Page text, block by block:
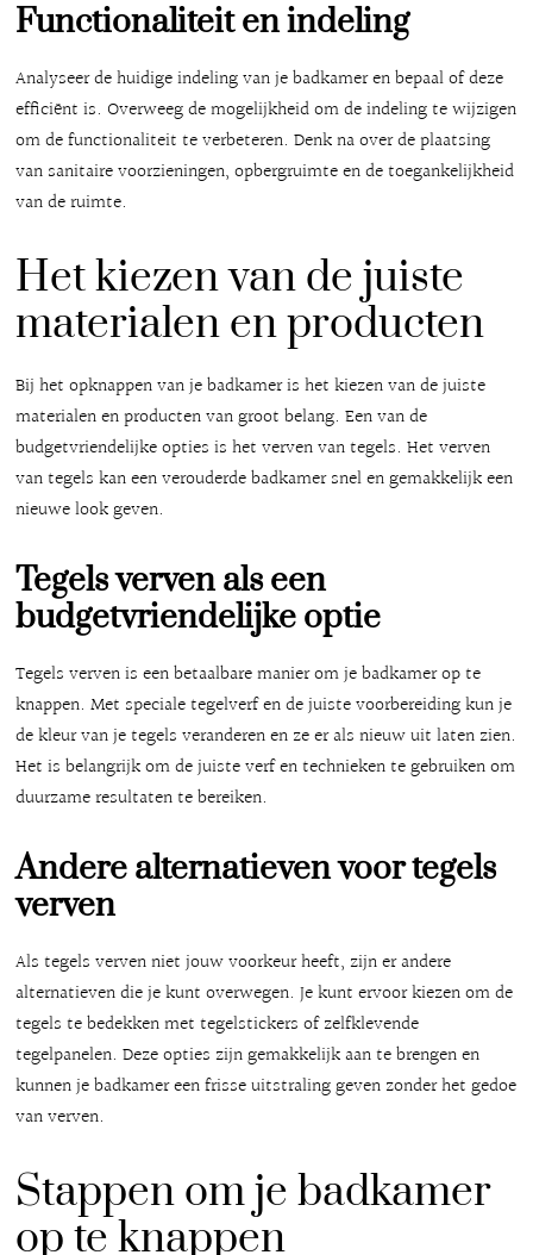
Functionaliteit en indeling
Analyseer de huidige indeling van je badkamer en bepaal of deze
efficiënt is. Overweeg de mogelijkheid om de indeling te wijzigen
om de functionaliteit te verbeteren. Denk na over de plaatsing
van sanitaire voorzieningen, opbergruimte en de toegankelijkheid
van de ruimte.
Het kiezen van de juiste
materialen en producten
Bij het opknappen van je badkamer is het kiezen van de juiste
materialen en producten van groot belang. Een van de
budgetvriendelijke opties is het verven van tegels. Het verven
van tegels kan een verouderde badkamer snel en gemakkelijk een
nieuwe look geven.
Tegels verven als een
budgetvriendelijke optie
Tegels verven is een betaalbare manier om je badkamer op te
knappen. Met speciale tegelverf en de juiste voorbereiding kun je
de kleur van je tegels veranderen en ze er als nieuw uit laten zien.
Het is belangrijk om de juiste verf en technieken te gebruiken om
duurzame resultaten te bereiken.
Andere alternatieven voor tegels
verven
Als tegels verven niet jouw voorkeur heeft, zijn er andere
alternatieven die je kunt overwegen. Je kunt ervoor kiezen om de
tegels te bedekken met tegelstickers of zelfklevende
tegelpanelen. Deze opties zijn gemakkelijk aan te brengen en
kunnen je badkamer een frisse uitstraling geven zonder het gedoe
van verven.
Stappen om je badkamer
op te knappen